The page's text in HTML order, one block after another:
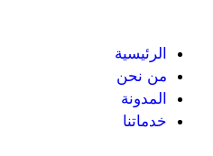
الرئيسية
من نحن
المدونة
خدماتنا